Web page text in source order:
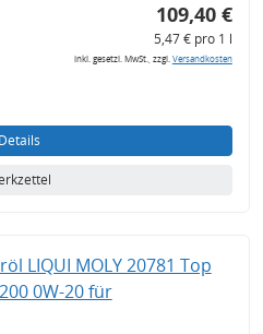
109,40 €
5,47 € pro 1 l
inkl. gesetzl. MwSt., zzgl.Versandkosten
Details
LIQUI MOLY 20781 Top
0W-20 für